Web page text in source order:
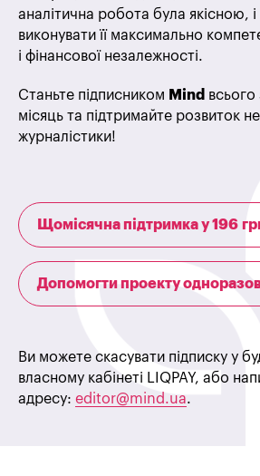
аналітична робота була якісною,
виконувати її максимально
і фінансової незалежності.
Станьте підписником Mind всього
місяць та підтримайте розвиток
журналістики!
Щомісячна підтримка у 196
Допомогти проекту
Ви можете скасувати підписку у
власному кабінеті LIQPAY, або
адресу: editor@mind.ua.